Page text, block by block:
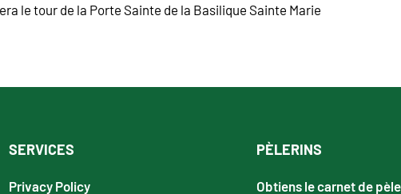
le tour de la Porte Sainte de la Basilique Sainte Marie
SERVICES
Privacy Policy
PÈLERINS
Obtiens le carnet de